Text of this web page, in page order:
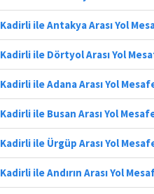
Kadirli ile Antakya Arası Yol
Kadirli ile Dörtyol Arası Yol
Kadirli ile Adana Arası Yol
Kadirli ile Busan Arası Yol
Kadirli ile Ürgüp Arası Yol
Kadirli ile Andırın Arası Yol